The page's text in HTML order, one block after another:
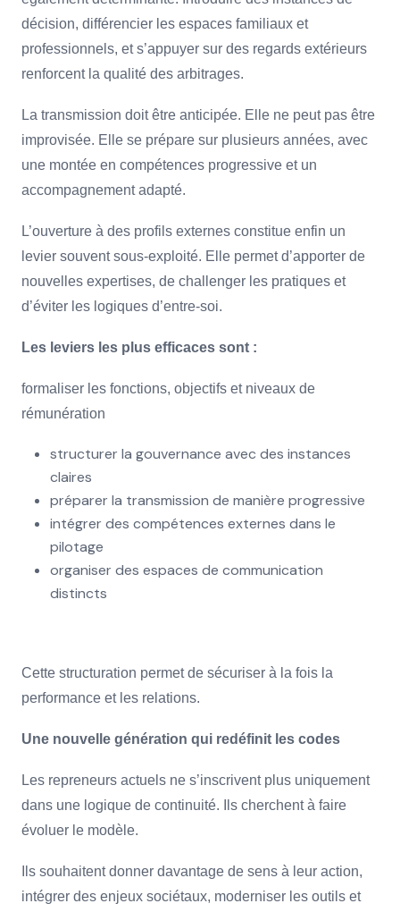
décision, différencier les espaces familiaux et
professionnels, et s’appuyer sur des regards extérieurs
renforcent la qualité des arbitrages.
La transmission doit être anticipée. Elle ne peut pas être
improvisée. Elle se prépare sur plusieurs années, avec
une montée en compétences progressive et un
accompagnement adapté.
L’ouverture à des profils externes constitue enfin un
levier souvent sous-exploité. Elle permet d’apporter de
nouvelles expertises, de challenger les pratiques et
d’éviter les logiques d’entre-soi.
Les leviers les plus efficaces sont :
formaliser les fonctions, objectifs et niveaux de
rémunération
structurer la gouvernance avec des instances
claires
préparer la transmission de manière progressive
intégrer des compétences externes dans le
pilotage
organiser des espaces de communication
distincts
Cette structuration permet de sécuriser à la fois la
performance et les relations.
Une nouvelle génération qui redéfinit les codes
Les repreneurs actuels ne s’inscrivent plus uniquement
dans une logique de continuité. Ils cherchent à faire
évoluer le modèle.
Ils souhaitent donner davantage de sens à leur action,
intégrer des enjeux sociétaux, moderniser les outils et